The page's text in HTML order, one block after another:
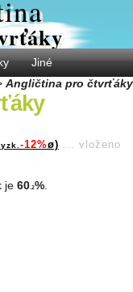
Jiné
Angličtina pro čtvrťáky
-12%ø) ... vloženo
je 60.2%.